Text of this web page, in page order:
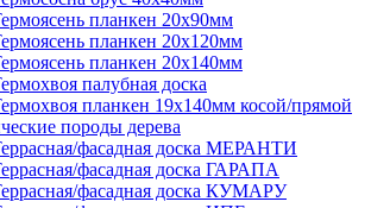
планкен 20х90мм
планкен 20х120мм
планкен 20х140мм
палубная доска
планкен 19х140мм косой/прямой
породы дерева
фасадная доска МЕРАНТИ
фасадная доска ГАРАПА
фасадная доска КУМАРУ